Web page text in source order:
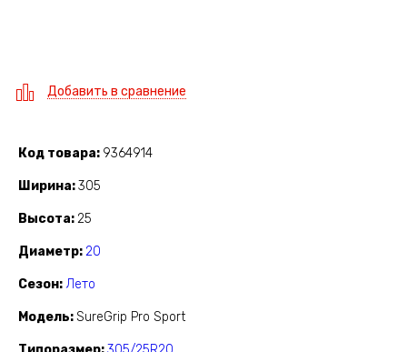
Добавить в сравнение
Код товара 9364914
Ширина 305
Высота 25
Диаметр 20
Сезон Лето
Модель SureGrip Pro Sport